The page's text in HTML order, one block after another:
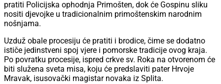
pratiti Policijska ophodnja Primošten, dok će Gospinu sliku
nositi djevojke u tradicionalnim primoštenskim narodnim
nošnjama.
Uzduž obale procesiju će pratiti i brodice, čime se dodatno
ističe jedinstveni spoj vjere i pomorske tradicije ovog kraja.
Po povratku procesije, ispred crkve sv. Roka na otvorenom će
biti služena sveta misa, koju će predslaviti pater Hrvoje
Mravak, isusovački magistar novaka iz Splita.